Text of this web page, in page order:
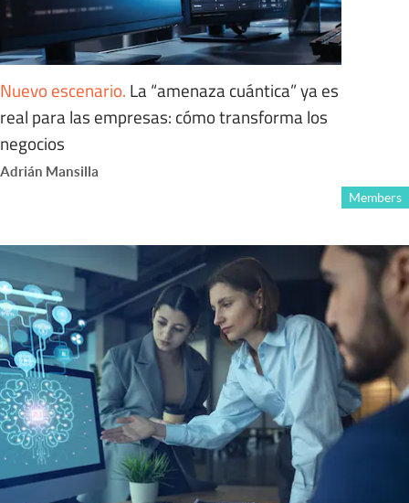
Nuevo escenario. La “amenaza cuántica” ya es
real para las empresas: cómo transforma los
negocios
Adrián Mansilla
Members